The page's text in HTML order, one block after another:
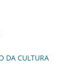
DA CULTURA